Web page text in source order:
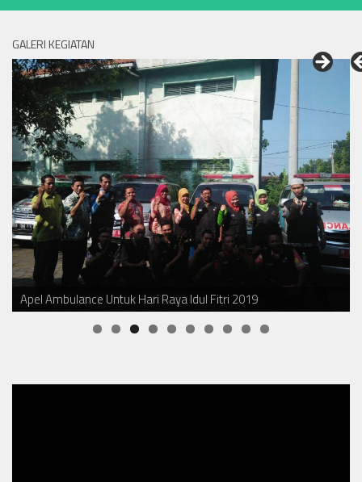
GALERI KEGIATAN
Bulan Ramadhan Sebagai Latihan Berhenti Merokok